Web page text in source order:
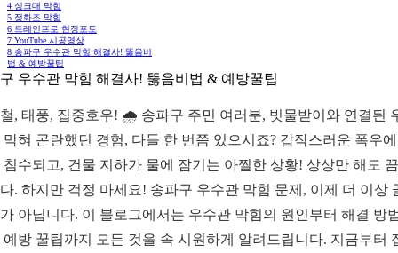
4 싱크대 막힘
5 정화조 막힘
6 드레인프로 현장포토
7 YouTube 시공영상
8 송파구 우수관 막힘 해결사! 뚫음비
법 & 예방꿀팁
우수관 막힘 해결사! 뚫음비법 & 예방꿀팁
, 태풍, 집중호우! 🌧️ 송파구 주민 여러분, 빗물받이와 연결된
막혀 곤란했던 경험, 다들 한 번쯤 있으시죠? 갑작스러운 폭우
침수되고, 건물 지하가 물에 잠기는 아찔한 상황! 상상만 해도
. 하지만 걱정 마세요! 송파구 우수관 막힘 문제, 이제 더 이상
아닙니다. 이 블로그에서는 우수관 막힘의 원인부터 해결 방
예방 꿀팁까지 모든 것을 속 시원하게 알려드립니다. 지금부터